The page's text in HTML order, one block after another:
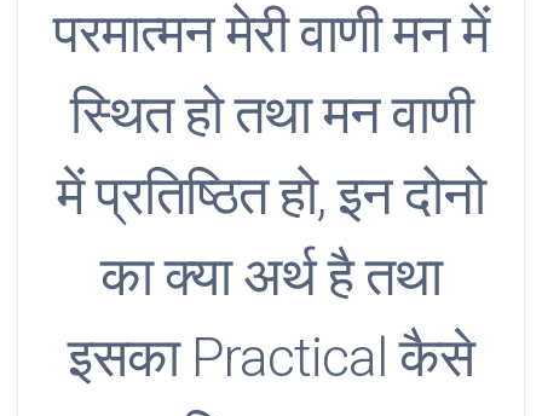
परमात्मन मेरी वाणी मन में
स्थित हो तथा मन वाणी
में प्रतिष्ठित हो, इन दोनो
का क्या अर्थ है तथा
इसका Practical कैसे